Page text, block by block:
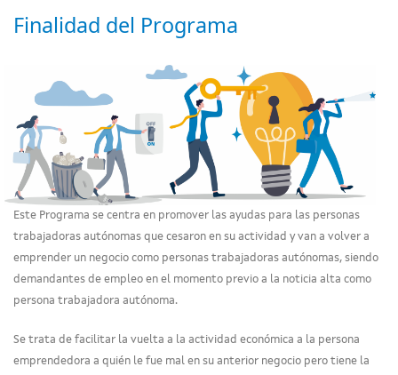
Finalidad del Programa
Este Programa se centra en promover las ayudas para las personas
trabajadoras autónomas que cesaron en su actividad y van a volver a
emprender un negocio como personas trabajadoras autónomas, siendo
demandantes de empleo en el momento previo a la noticia alta como
persona trabajadora autónoma.
Se trata de facilitar la vuelta a la actividad económica a la persona
emprendedora a quién le fue mal en su anterior negocio pero tiene la